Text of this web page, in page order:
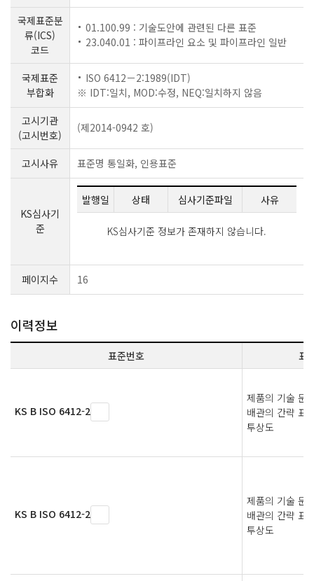
국제표준분
류(ICS)
코드
01.100.99 : 기술도안에 관련된 다른 표준
23.040.01 : 파이프라인 요소 및 파이프라인 일반
국제표준
부합화
ISO 6412－2:1989(IDT)
※ IDT:일치, MOD:수정, NEQ:일치하지 않음
고시기관
(고시번호)
(제2014-0942 호)
고시사유 표준명 통일화, 인용표준
KS심사기
준
발행일 상태 심사기준파일 사유
KS심사기준 정보가 존재하지 않습니다.
페이지수 16
이력정보
표준번호 표
KS B ISO 6412-2
제품의 기술 문
배관의 간략 표
투상도
KS B ISO 6412-2
제품의 기술 문
배관의 간략 표
투상도